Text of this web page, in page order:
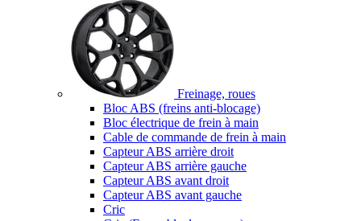
Freinage, roues
Bloc ABS (freins anti-blocage)
Bloc électrique de frein à main
Cable de commande de frein à main
Capteur ABS arrière droit
Capteur ABS arrière gauche
Capteur ABS avant droit
Capteur ABS avant gauche
Cric